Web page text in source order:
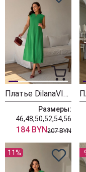
Платье DilanaVIP 2142 яблоко
Размеры:
46,48,50,52,54,56
184 BYN207 BYN
11%